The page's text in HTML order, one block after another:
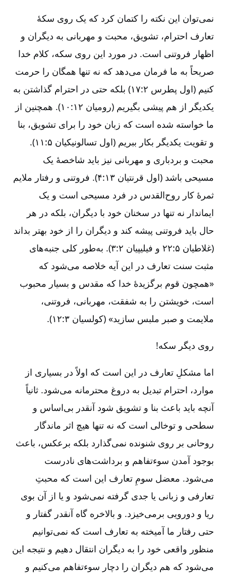
نمی‌توان این نکته را کتمان کرد که یک روی سکۀ
تعارف احترام، تشویق، محبت و مهربانی به دیگران و
اظهار فروتنی است. در مورد این روی سکه، کلام خدا
صریحاً به ما فرمان می‌دهد که نه تنها همگان را حرمت
کنیم (اول پطرس ۲:‏۱۷) بلکه حتی در احترام گذاشتن به
یکدیگر از هم پیشی بگیریم (رومیان ۱۲:‏۱۰). همچنین از
ما خواسته شده است که زبان خود را برای تشویق، بنا
و تقویت یکدیگر بکار ببریم (اول تسالونیکیان ۵:‏۱۱).
محبت و بردباری و مهربانی نیز باید شاخصۀ یک
مسیحی باشد (اول قرنتیان ۱۳:‏۴). فروتنی و رفتار ملایم
ثمرۀ کار روح‌القدس در فرد مسیحی است و یک
ایماندار نه تنها در سخنان خود با دیگران، بلکه در هر
حال باید فروتنی پیشه کند و دیگران را از خود بهتر بداند
(غلاطیان ۵:‏۲۲ و فیلیپیان ۲:‏۳). به‌طور کلی جنبه‌های
مثبت سنت تعارف در این آیه خلاصه می‌شود که
«همچون قوم برگزیدۀ خدا که مقدس و بسیار محبوب
است، خویشتن را به شفقت، مهربانی، فروتنی،
ملایمت و صبر ملبس سازید» (کولسیان ۳:‏۱۲).
روی دیگر سکه!
اما مشکلِ تعارف در این است که اولاً در بسیاری از
موارد، احترام تبدیل به دروغ محترمانه می‌شود. ثانیاً
آنچه باید باعث بنا و تشویق شود آنقدر بی‌اساس و
سطحی و توخالی است که نه تنها هیچ اثر ماندگار
روحانی بر روی شنونده نمی‌گذارد بلکه برعکس، باعث
بوجود آمدن سوءتفاهم و برداشت‌های نادرست
می‌شود. معضل سومِ تعارف این است که محبتِ
تعارفی و زبانی یا جدی گرفته نمی‌شود و یا از آن بوی
ریا و دورویی برمی‌خیزد. و بالاخره گاه آنقدر گفتار و
حتی رفتار ما آمیخته به تعارف است که نمی‌توانیم
منظور واقعی خود را به دیگران انتقال دهیم و نتیجه این
می‌شود که هم دیگران را دچار سوءتفاهم می‌کنیم و